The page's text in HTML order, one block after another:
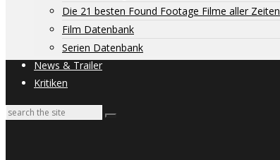
Die 21 besten Found Footage Filme aller Zeiten
Film Datenbank
Serien Datenbank
News & Trailer
Kritiken